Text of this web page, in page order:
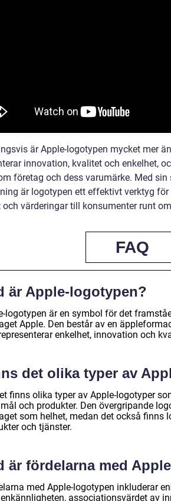
är Apple-logotypen mycket mer
innovation, kvalitet och enkelhet,
företag och dess varumärke. Med
är logotypen ett effektivt verktyg för
värderingar till konsumenter runt
FAQ
är Apple-logotypen?
logotypen är en symbol för det
Apple. Den består av en
enkelhet, innovation och
det olika typer av
finns olika typer av Apple-logotyper
och produkter. Den övergripande
som helhet, medan det också finns
och tjänster.
är fördelarna med
med Apple-logotypen inkluderar
associationsvärdet av